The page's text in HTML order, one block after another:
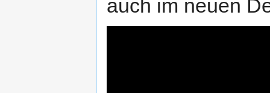
auch im neuen